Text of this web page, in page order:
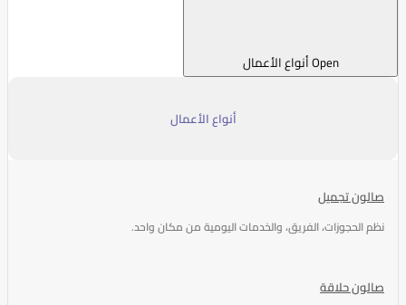
Open أنواع الأعمال
أنواع الأعمال
صالون تجميل
نظم الحجوزات، الفريق، والخدمات اليومية من مكان واحد.
صالون حلاقة